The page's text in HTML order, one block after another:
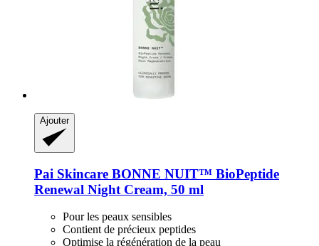
Ajouter
Pai Skincare BONNE NUIT™ BioPeptide
Renewal Night Cream, 50 ml
Pour les peaux sensibles
Contient de précieux peptides
Optimise la régénération de la peau